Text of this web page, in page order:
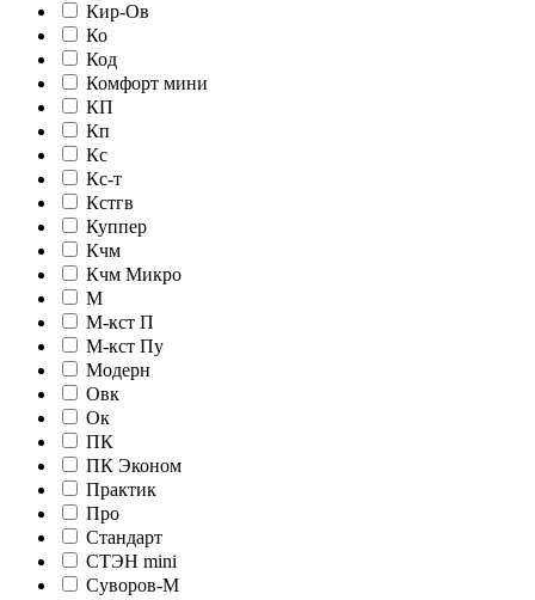
Кир-Ов
Ко
Код
Комфорт мини
КП
Кп
Кс
Кс-т
Кстгв
Куппер
Кчм
Кчм Микро
М
М-кст П
М-кст Пу
Модерн
Овк
Ок
ПК
ПК Эконом
Практик
Про
Стандарт
СТЭН mini
Суворов-М